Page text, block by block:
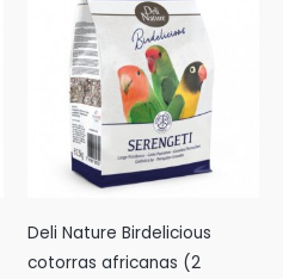
Deli Nature Birdelicious
cotorras africanas (2
precios:
desde
6,37 €
hasta
15,80 €